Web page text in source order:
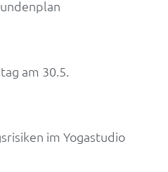
am 30.5.
im Yogastudio